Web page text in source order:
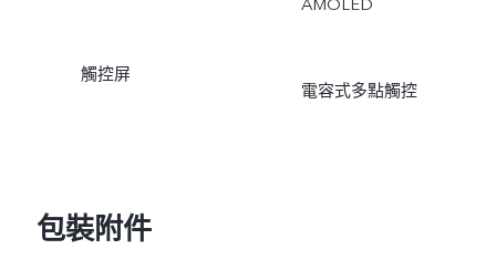
觸控屏
電容式多點觸控
包裝附件